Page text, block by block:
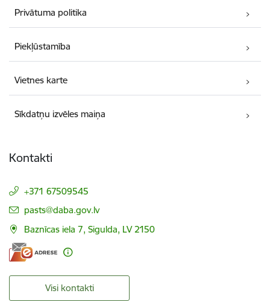
Privātuma politika
Piekļūstamība
Vietnes karte
Sīkdatņu izvēles maiņa
Kontakti
+371 67509545
E-pasts:
pasts@daba.gov.lv
Baznīcas iela 7, Sigulda, LV 2150
Visi kontakti